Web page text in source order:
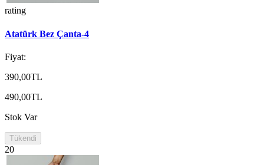
rating
Atatürk Bez Çanta-4
Fiyat:
390,00TL
490,00TL
Stok Var
Tükendi
20